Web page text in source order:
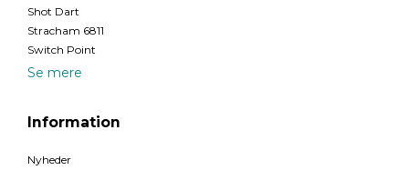
Shot Dart
Stracham 6811
Switch Point
Se mere
Information
Nyheder